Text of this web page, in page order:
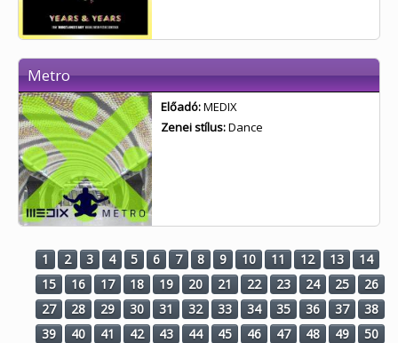
Metro
Előadó:MEDIX
Zenei stílus:Dance
1 2 3 4 5 6 7 8 9 10 11 12 13
14
15
16 17 18 19 20 21 22 23 24 25
26
27
28 29 30 31 32 33 34 35 36 37
38
39
40 41 42 43 44 45 46 47 48 49
50